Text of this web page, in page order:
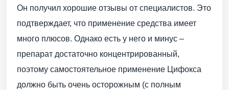
Он получил хорошие отзывы от специалистов. Это
подтверждает, что применение средства имеет
много плюсов. Однако есть у него и минус –
препарат достаточно концентрированный,
поэтому самостоятельное применение Цифокса
должно быть очень осторожным (с полным